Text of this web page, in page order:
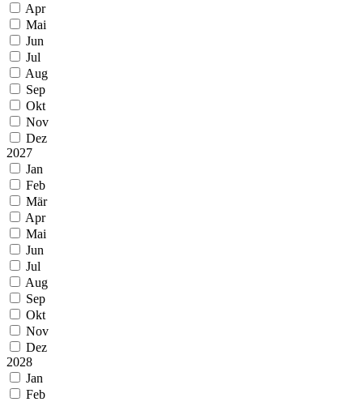
Apr
Mai
Jun
Jul
Aug
Sep
Okt
Nov
Dez
2027
Jan
Feb
Mär
Apr
Mai
Jun
Jul
Aug
Sep
Okt
Nov
Dez
2028
Jan
Feb